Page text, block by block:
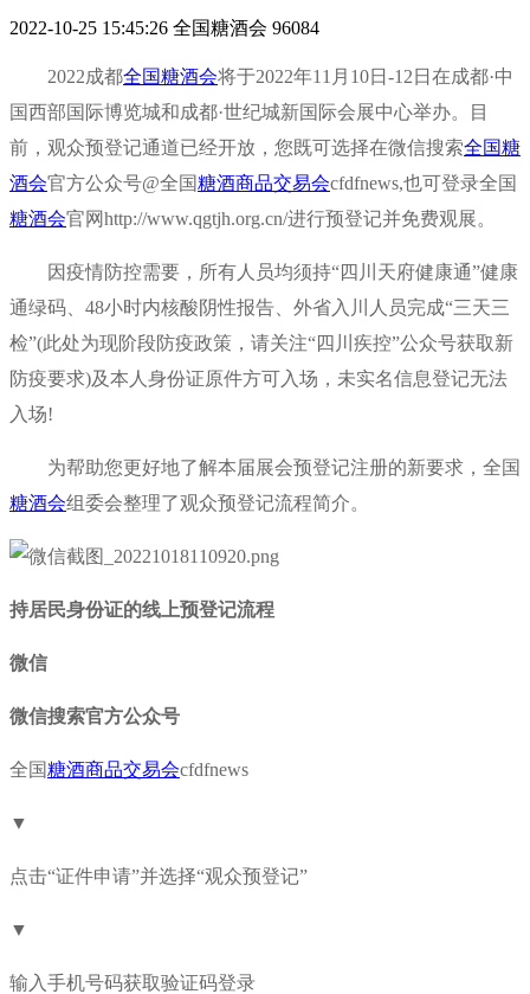
2022-10-25 15:45:26 全国糖酒会 96084
2022成都全国糖酒会将于2022年11月10日-12日在成都·中
国西部国际博览城和成都·世纪城新国际会展中心举办。目
前，观众预登记通道已经开放，您既可选择在微信搜索全国糖
酒会官方公众号@全国糖酒商品交易会cfdfnews,也可登录全国
糖酒会官网http://www.qgtjh.org.cn/进行预登记并免费观展。
因疫情防控需要，所有人员均须持“四川天府健康通”健康
通绿码、48小时内核酸阴性报告、外省入川人员完成“三天三
检”(此处为现阶段防疫政策，请关注“四川疾控”公众号获取新
防疫要求)及本人身份证原件方可入场，未实名信息登记无法
入场!
为帮助您更好地了解本届展会预登记注册的新要求，全国
糖酒会组委会整理了观众预登记流程简介。
持居民身份证的线上预登记流程
微信
微信搜索官方公众号
全国糖酒商品交易会cfdfnews
▼
点击“证件申请”并选择“观众预登记”
▼
输入手机号码获取验证码登录